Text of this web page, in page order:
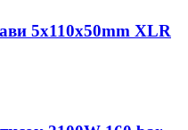
5x110x50mm XLR